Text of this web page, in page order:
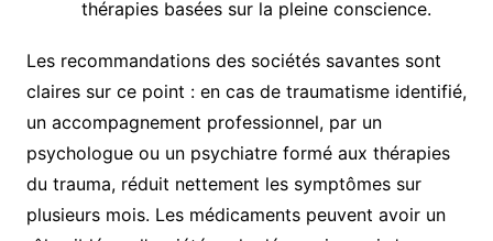
thérapies basées sur la pleine conscience.
Les recommandations des sociétés savantes sont
claires sur ce point : en cas de traumatisme identifié,
un accompagnement professionnel, par un
psychologue ou un psychiatre formé aux thérapies
du trauma, réduit nettement les symptômes sur
plusieurs mois. Les médicaments peuvent avoir un